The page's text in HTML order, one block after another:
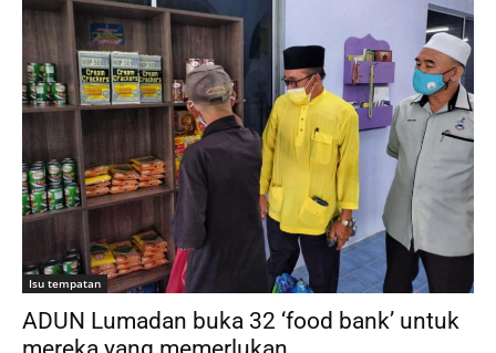
Isu tempatan
ADUN Lumadan buka 32 ‘food bank’ untuk